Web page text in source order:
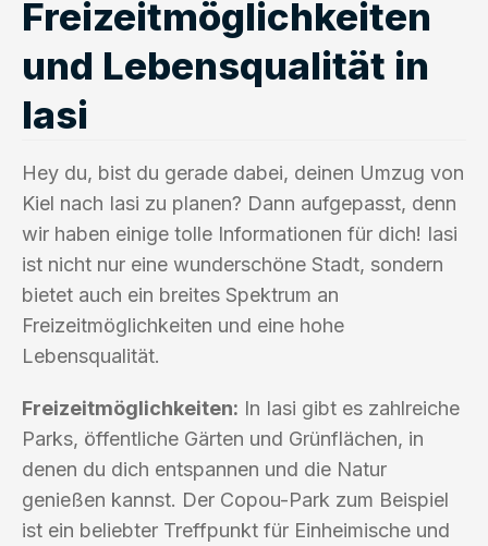
Freizeitmöglichkeiten
und Lebensqualität in
Iasi
Hey du, bist du gerade dabei, deinen Umzug von
Kiel nach Iasi zu planen? Dann aufgepasst, denn
wir haben einige tolle Informationen für dich! Iasi
ist nicht nur eine wunderschöne Stadt, sondern
bietet auch ein breites Spektrum an
Freizeitmöglichkeiten und eine hohe
Lebensqualität.
Freizeitmöglichkeiten: In Iasi gibt es zahlreiche
Parks, öffentliche Gärten und Grünflächen, in
denen du dich entspannen und die Natur
genießen kannst. Der Copou-Park zum Beispiel
ist ein beliebter Treffpunkt für Einheimische und